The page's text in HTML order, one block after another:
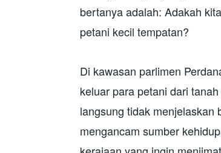
bertanya adalah: Adakah
petani kecil tempatan?
Di kawasan parlimen
keluar para petani dari
langsung tidak menjelaskan
mengancam sumber